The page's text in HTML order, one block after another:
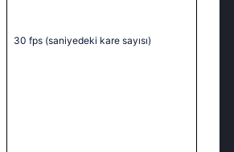
30 fps (saniyedeki kare sayısı)